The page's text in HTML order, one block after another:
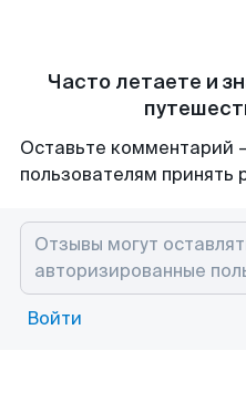
Часто летаете и
Оставьте комментарий
пользователям принять
Войти